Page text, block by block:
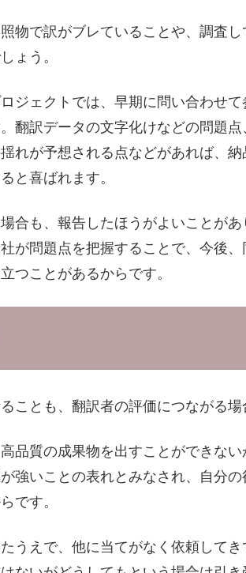
物で訳がブレていることや、調査
ょう。
ジェクトでは、早期に問い合わせ
翻訳データの文字化けなどの問題点
れが予想される点などがあれば、
と喜ばれます。
合も、報告したほうがよいことがあ
が問題点を把握することで、今後、
つことがあるからです。
ことも、翻訳者の評価につながる場
品質の成果物を出すことができな
強いことの表れとみなされ、自分
です。
うえで、他に当てがなく依頼してき